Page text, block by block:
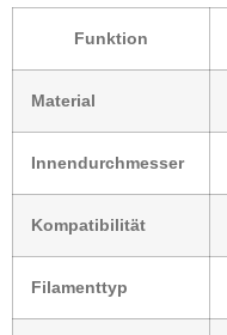
Funktion
Material
Innendurchmesser
Kompatibilität
Filamenttyp